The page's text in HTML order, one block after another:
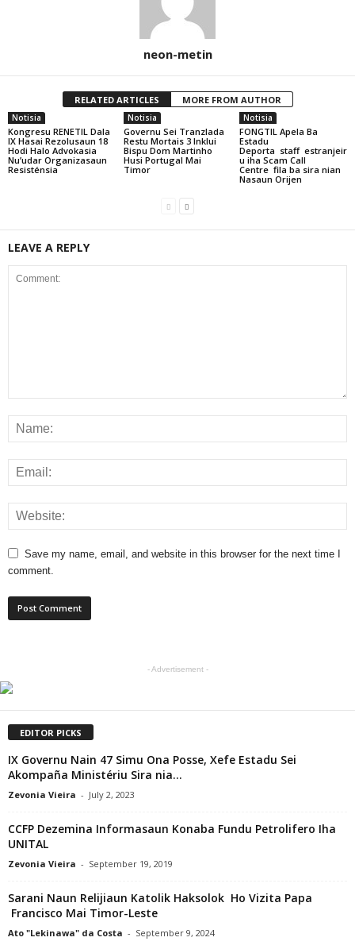
neon-metin
RELATED ARTICLES MORE FROM AUTHOR
Notisia
Kongresu RENETIL Dala
IX Hasai Rezolusaun 18
Hodi Halo Advokasia
Nu’udar Organizasaun
Resisténsia
Notisia
Governu Sei Tranzlada
Restu Mortais 3 Inklui
Bispu Dom Martinho
Husi Portugal Mai
Timor
Notisia
FONGTIL Apela Ba
Estadu
Deporta staff estranjeir
u iha Scam Call
Centre fila ba sira nian
Nasaun Orijen
LEAVE A REPLY
Save my name, email, and website in this browser for the next time I
comment.
- Advertisement -
EDITOR PICKS
IX Governu Nain 47 Simu Ona Posse, Xefe Estadu Sei
Akompaña Ministériu Sira nia...
Zevonia Vieira - July 2, 2023
CCFP Dezemina Informasaun Konaba Fundu Petrolifero Iha
UNITAL
Zevonia Vieira - September 19, 2019
Sarani Naun Relijiaun Katolik Haksolok Ho Vizita Papa
Francisco Mai Timor-Leste
Ato "Lekinawa" da Costa - September 9, 2024